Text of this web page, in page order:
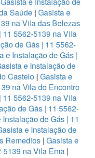
Saúde | Gasista e
na Vila das Belezas
11 5562-5139 na Vila
de Gás | 11 5562-
e Instalação de Gás |
e Instalação de
Castelo | Gasista e
na Vila do Encontro
11 5562-5139 na Vila
de Gás | 11 5562-
de Gás | 11
e Instalação de
Remedios | Gasista e
5139 na Vila Ema |